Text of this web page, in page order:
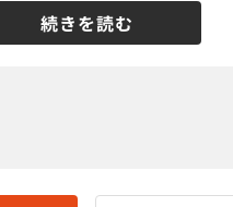
続きを読む